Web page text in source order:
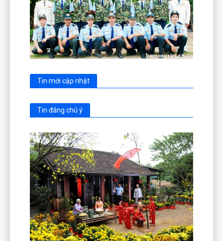
Tin mới cập nhật
Tin đáng chú ý